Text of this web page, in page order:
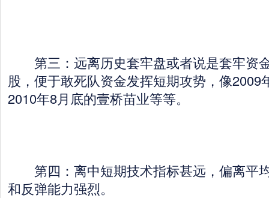
第三：远离历史套牢盘或者说是套牢资
股，便于敢死队资金发挥短期攻势，像2009
2010年8月底的壹桥苗业等等。
第四：离中短期技术指标甚远，偏离平
和反弹能力强烈。